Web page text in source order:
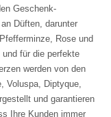
Geschenk-
Düften, darunter
Rose und
für die perfekte
werden von den
Voluspa, Diptyque,
und garantieren
Ihre Kunden immer